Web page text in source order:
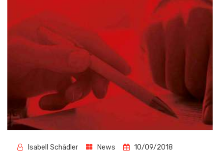
Isabell Schädler News 10/09/2018